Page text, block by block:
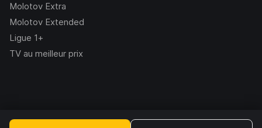
Molotov Extra
Molotov Extended
Ligue 1+
TV au meilleur prix
2.228.1